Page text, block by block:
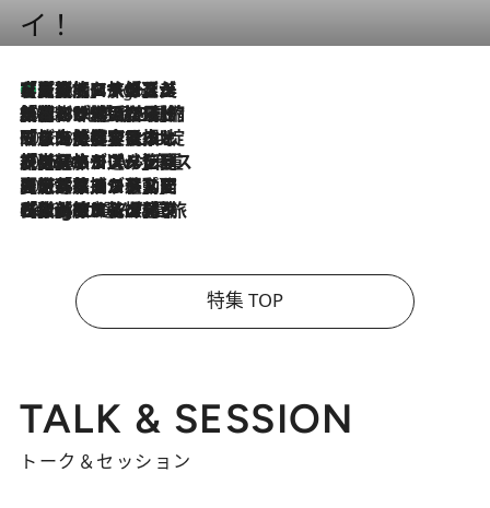
イ！
5 Hours Ago
【厳選旅コスメ】「多機能アイテムがメイン！」旅好き美容エディターが選んだ夏旅ベストコスメを発表【Mサイズジップ】
2026.8.6
「荷物が増えるほど旅ストレスは増す」美容ジャーナリストがたどり着いた最終結論。“化粧品を劇的に減らす”感動の凝縮美容とは
2026.8.6
「旅先には金髪ウィッグを持参」日本と同じメイクでは損してる!? 美容ジャーナリストが提案する“掟破りの旅美容”とは
2026.8.6
【厳選旅コスメ】「身軽さ＆UV対策重視！」ヘアアーティストshucoが選んだ夏旅ベストコスメを発表【Mサイズジップ】
2026.8.5
【厳選旅コスメ】国内をあちこち移動する河井菜摘が選んだ夏旅ベストコスメ発表！「リラックスアイテムはマスト」【Mサイズジップ】
2026.8.4
【厳選旅コスメ】「紫外線＆乾燥対策しながらメイク感も！」ヘア＆メイクGeorgeが選んだ夏旅ベストコスメを発表！【Mサイズジップ】
特集 TOP
TALK & SESSION
トーク＆セッション